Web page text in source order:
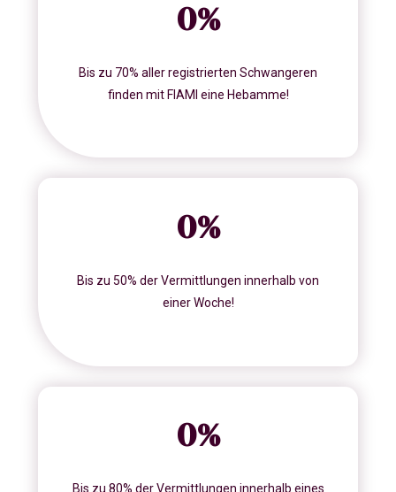
0%
Bis zu 70% aller registrierten Schwangeren
finden mit FIAMI eine Hebamme!
0%
Bis zu 50% der Vermittlungen innerhalb von
einer Woche!
0%
Bis zu 80% der Vermittlungen innerhalb eines